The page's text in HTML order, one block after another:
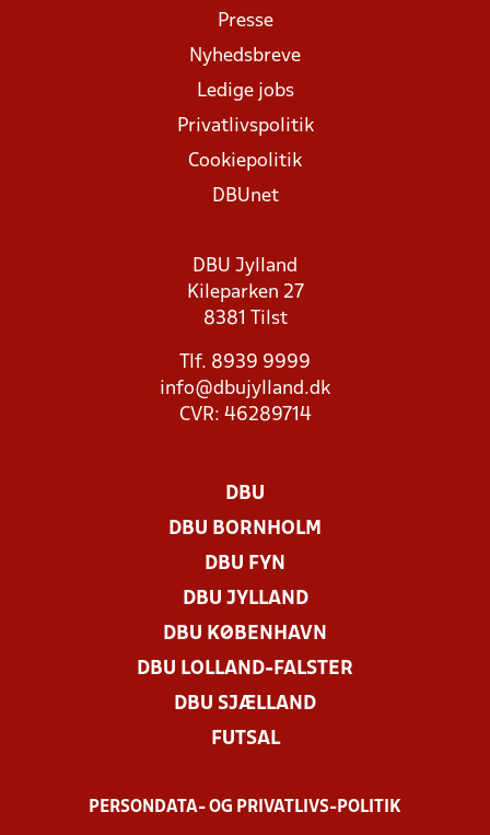
Presse
Nyhedsbreve
Ledige jobs
Privatlivspolitik
Cookiepolitik
DBUnet
DBU Jylland
Kileparken 27
8381 Tilst
Tlf. 8939 9999
info@dbujylland.dk
CVR: 46289714
DBU
DBU BORNHOLM
DBU FYN
DBU JYLLAND
DBU KØBENHAVN
DBU LOLLAND-FALSTER
DBU SJÆLLAND
FUTSAL
PERSONDATA- OG PRIVATLIVS-POLITIK